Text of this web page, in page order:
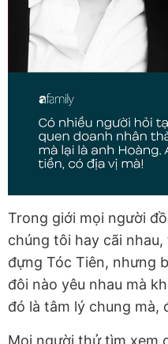
Trong giới mọi người
chúng tôi hay cãi
đựng Tóc Tiên, nhưng
đôi nào yêu nhau mà
đó là tâm lý chung mà,